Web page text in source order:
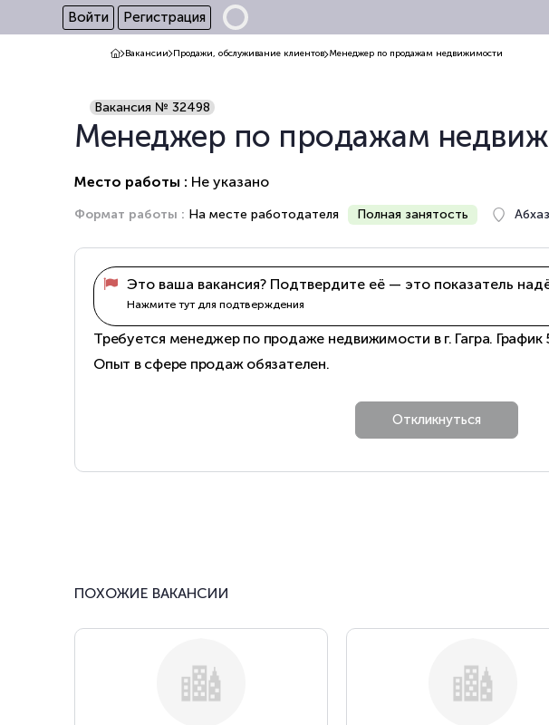
Войти Регистрация
Вакансии Продажи, обслуживание клиентов Менеджер по продажам недвижимости
Менеджер по продажам
Место работы : Не указано
Формат работы : На месте работодателя Полная занятость
Вакансия № 32498
Это ваша вакансия? Подтвердите её — это показатель
Нажмите тут для подтверждения
Требуется менеджер по продаже недвижимости в г. Гагра.
Опыт в сфере продаж обязателен.
ПОХОЖИЕ ВАКАНСИИ